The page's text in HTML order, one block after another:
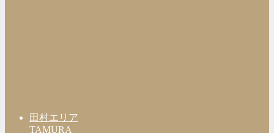
田村エリア
TAMURA